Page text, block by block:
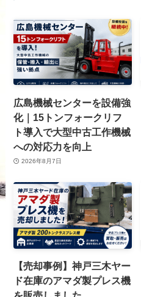
広島機械センターを設備強
化｜15トンフォークリフ
ト導入で大型中古工作機械
への対応力を向上
2026年8月7日
【売却事例】神戸三木ヤー
ド在庫のアマダ製プレス機